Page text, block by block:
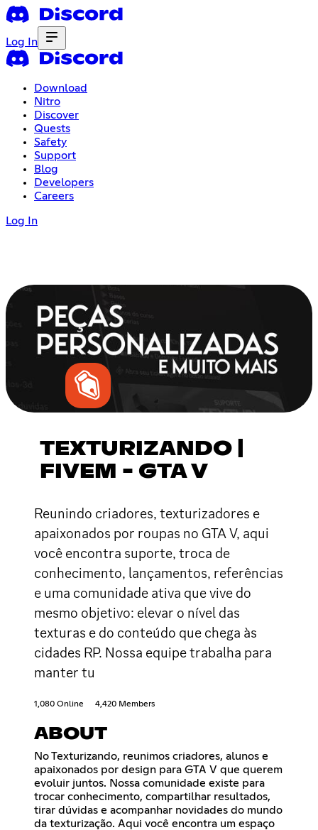
Log In
Download
Nitro
Discover
Quests
Safety
Support
Blog
Developers
Careers
Log In
TEXTURIZANDO |
FIVEM - GTA V
Reunindo criadores, texturizadores e
apaixonados por roupas no GTA V, aqui
você encontra suporte, troca de
conhecimento, lançamentos, referências
e uma comunidade ativa que vive do
mesmo objetivo: elevar o nível das
texturas e do conteúdo que chega às
cidades RP. Nossa equipe trabalha para
manter tu
1,080 Online 4,420 Members
ABOUT
No Texturizando, reunimos criadores, alunos e
apaixonados por design para GTA V que querem
evoluir juntos. Nossa comunidade existe para
trocar conhecimento, compartilhar resultados,
tirar dúvidas e acompanhar novidades do mundo
da texturização. Aqui você encontra um espaço